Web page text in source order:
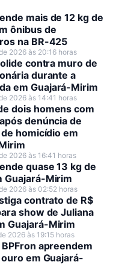
mais de 12 kg de
ônibus de
na BR-425
2026 às 20:16 horas
contra muro de
durante a
em Guajará-Mirim
2026 às 14:41 horas
dois homens com
denúncia de
homicídio em
2026 às 16:41 horas
quase 13 kg de
Guajará-Mirim
2026 às 02:52 horas
contrato de R$
show de Juliana
Guajará-Mirim
2026 às 19:15 horas
BPFron apreendem
em Guajará-